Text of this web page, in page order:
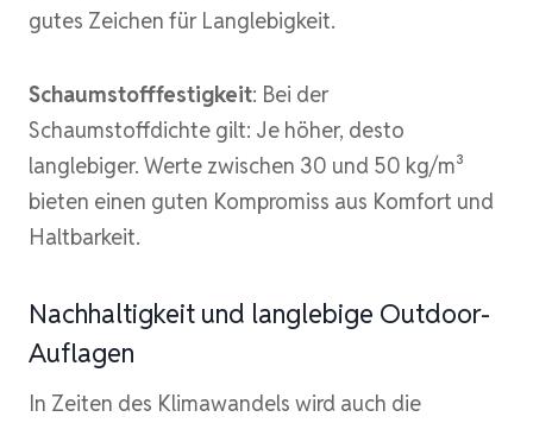
gutes Zeichen für Langlebigkeit.
Schaumstofffestigkeit: Bei der
Schaumstoffdichte gilt: Je höher, desto
langlebiger. Werte zwischen 30 und 50 kg/m³
bieten einen guten Kompromiss aus Komfort und
Haltbarkeit.
Nachhaltigkeit und langlebige Outdoor-
Auflagen
In Zeiten des Klimawandels wird auch die